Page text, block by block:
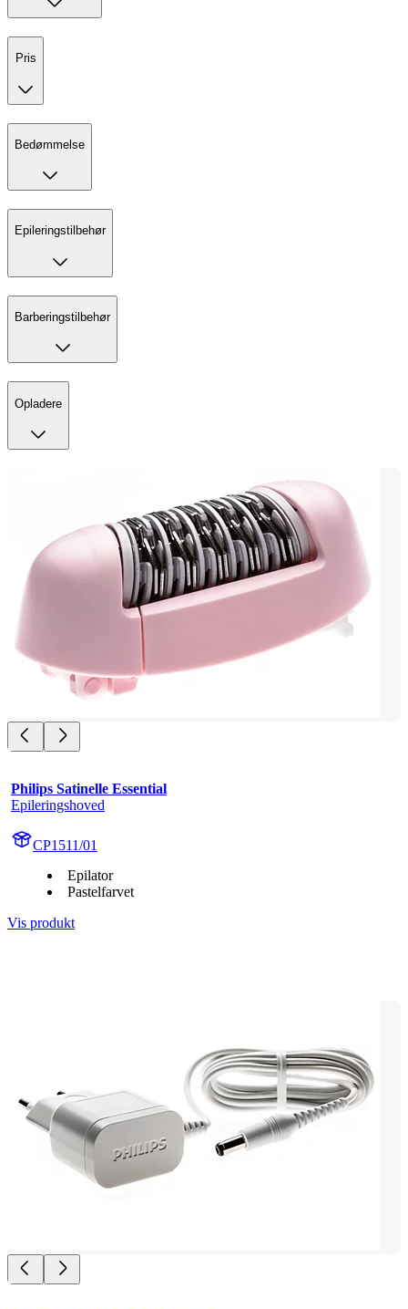
Pris
Bedømmelse
Epileringstilbehør
Barberingstilbehør
Opladere
Philips Satinelle Essential
Epileringshoved
CP1511/01
Epilator
Pastelfarvet
Vis produkt